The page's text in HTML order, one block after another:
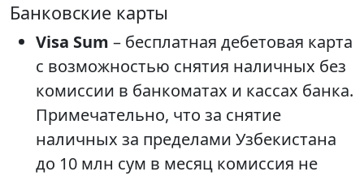
Банковские карты
Visa Sum – бесплатная дебетовая карта
с возможностью снятия наличных без
комиссии в банкоматах и кассах банка.
Примечательно, что за снятие
наличных за пределами Узбекистана
до 10 млн сум в месяц комиссия не